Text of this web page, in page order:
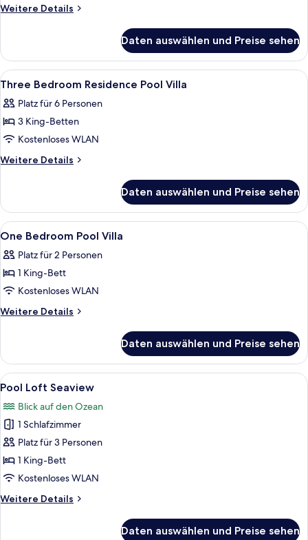
Bedrooms
Weitere Details
Weitere
Residence
Pool
Villa,
Bedrooms
Daten auswählen und Preise sehen
Alle
Fotos
für
Three
Bedroom
Residence
anzeigen
Ein modernes Badezimmer mit
2
Three Bedroom Residence Pool Villa
Platz für 6 Personen
3 King-Betten
Kostenloses WLAN
Weitere Details
Weitere
Bedroom
Residence
Pool
Daten auswählen und Preise sehen
Alle
Fotos
für
One
Bedroom
Pool
Hochwertige Bettwaren, Pillowtop-
4
One Bedroom Pool Villa
Platz für 2 Personen
1 King-Bett
Kostenloses WLAN
Weitere Details
Weitere
Bedroom
Pool
Villa
Daten auswählen und Preise sehen
Alle
Fotos
für
Pool
Loft
Seaview
anzeigen
Ein Hotelzimmer mit Bett, einem
7
Pool Loft Seaview
Blick auf den Ozean
1 Schlafzimmer
Platz für 3 Personen
1 King-Bett
Kostenloses WLAN
Weitere Details
Weitere
Daten auswählen und Preise sehen